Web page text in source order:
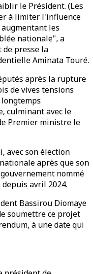
le Président. (Les
à limiter l'influence
les
nationale", a
de presse la
Aminata Touré.
après la rupture
de vives tensions
culminant avec le
Premier ministre le
avec son élection
après que son
nommé
avril 2024.
Bassirou Diomaye
soumettre ce projet
à une date qui